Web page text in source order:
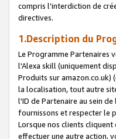
compris l'interdiction de
directives.
1.Description du
Le Programme Partenaires
l'Alexa skill (uniquement
Produits sur amazon.co.uk)
la localisation, tout autre
l'ID de Partenaire au sein
fournissons et respecter le
Lorsque nos clients cliquent
effectuer une autre action,